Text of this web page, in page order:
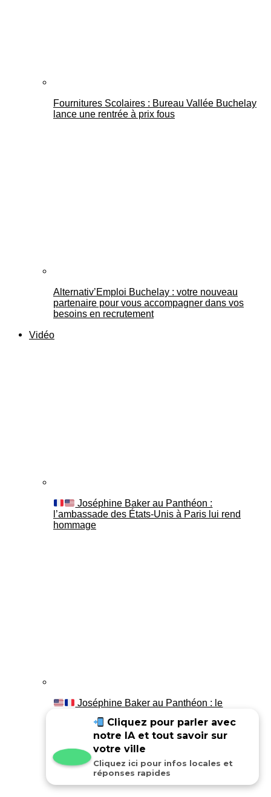
Fournitures Scolaires : Bureau Vallée Buchelay
lance une rentrée à prix fous
Alternativ’Emploi Buchelay : votre nouveau
partenaire pour vous accompagner dans vos
besoins en recrutement
Vidéo
Joséphine Baker au Panthéon :
l’ambassade des États-Unis à Paris lui rend
hommage
Joséphine Baker au Panthéon : le
Cliquez pour parler avec
notre IA et tout savoir sur
votre ville
Cliquez ici pour infos locales et
réponses rapides